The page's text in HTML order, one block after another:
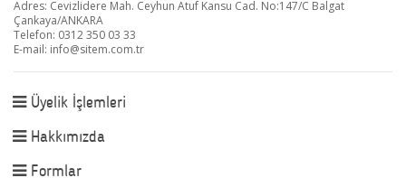
Adres: Cevizlidere Mah. Ceyhun Atuf Kansu Cad. No:147/C Balgat
Çankaya/ANKARA
Telefon: 0312 350 03 33
E-mail: info@sitem.com.tr
Üyelik İşlemleri
Hakkımızda
Formlar